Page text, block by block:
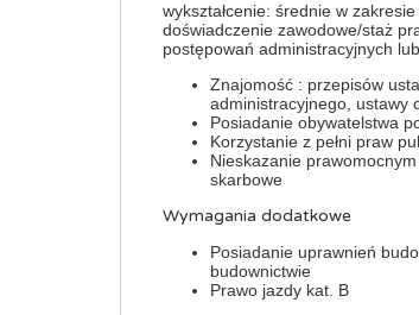
wykształcenie: średnie w
doświadczenie zawodowe/staż
postępowań administracyjnych
Znajomość : przepisów
administracyjnego, ustawy
Posiadanie obywatelstwa
Korzystanie z pełni praw
Nieskazanie
skarbowe
Wymagania dodatkowe
Posiadanie uprawnień
budownictwie
Prawo jazdy kat. B